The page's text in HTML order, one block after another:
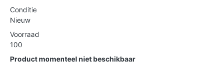
Conditie
Nieuw
Voorraad
100
Product momenteel niet beschikbaar